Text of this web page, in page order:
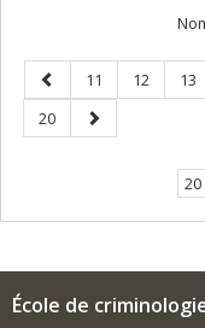
Page
précédente
Page
11 Page
12 Page
13
Page
20
Page
suivante
École de